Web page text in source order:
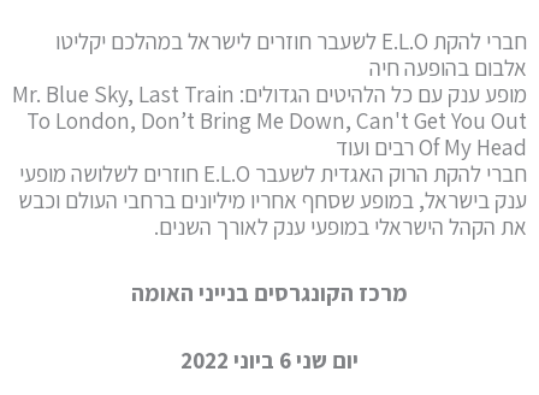
חברי להקת E.L.O לשעבר חוזרים לישראל במהלכם יקליטו
אלבום בהופעה חיה
מופע ענק עם כל הלהיטים הגדולים: Mr. Blue Sky, Last Train
To London, Don’t Bring Me Down, Can't Get You Out
Of My Head רבים ועוד
חברי להקת הרוק האגדית לשעבר E.L.O חוזרים לשלושה מופעי
ענק בישראל, במופע שסחף אחריו מיליונים ברחבי העולם וכבש
את הקהל הישראלי במופעי ענק לאורך השנים.
מרכז הקונגרסים בנייני האומה
יום שני 6 ביוני 2022